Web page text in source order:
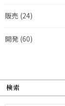
販売 (24)
開発 (60)
検索